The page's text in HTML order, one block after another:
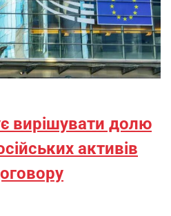
вирішувати долю
активів